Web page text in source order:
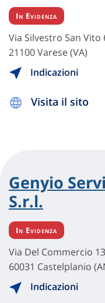
In Evidenza
Via Silvestro San Vito
21100 Varese (VA)
Indicazioni
Visita il sito
Genyio
S.r.l.
In Evidenza
Via Del Commercio
60031 Castelplanio
Indicazioni